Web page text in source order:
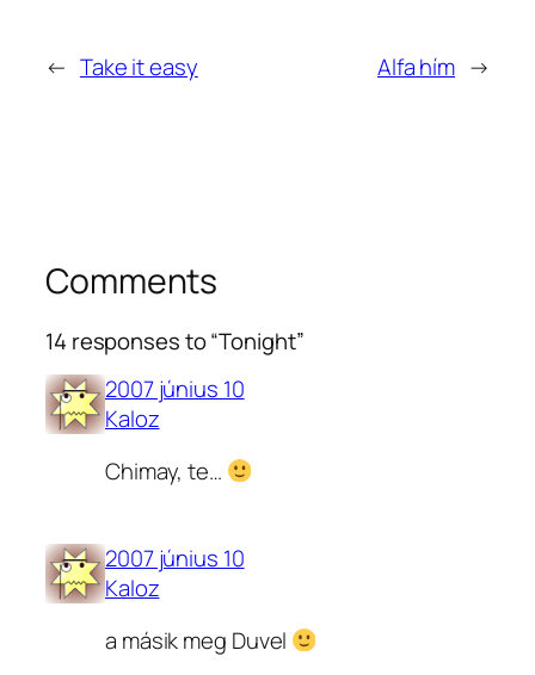
← Take it easy Alfa hím →
Comments
14 responses to “Tonight”
2007 június 10
Kaloz
Chimay, te…
2007 június 10
Kaloz
a másik meg Duvel